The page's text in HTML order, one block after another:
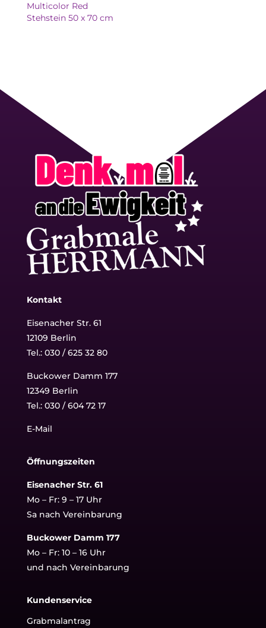
Multicolor Red
Stehstein 50 x 70 cm
Kontakt
Eisenacher Str. 61
12109 Berlin
Tel.: 030 / 625 32 80
Buckower Damm 177
12349 Berlin
Tel.: 030 / 604 72 17
E-Mail
Öffnungszeiten
Eisenacher Str. 61
Mo – Fr: 9 – 17 Uhr
Sa nach Vereinbarung
Buckower Damm 177
Mo – Fr: 10 – 16 Uhr
und nach Vereinbarung
Kundenservice
Grabmalantrag